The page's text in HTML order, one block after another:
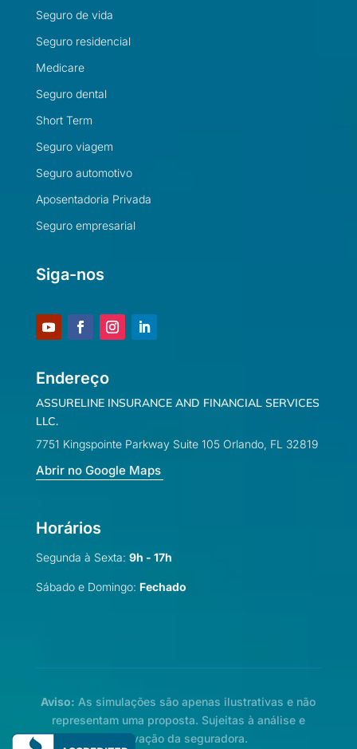
Seguro de vida
Seguro residencial
Medicare
Seguro dental
Short Term
Seguro viagem
Seguro automotivo
Aposentadoria Privada
Seguro empresarial
Siga-nos
Endereço
ASSURELINE INSURANCE AND FINANCIAL SERVICES
LLC.
7751 Kingspointe Parkway Suite 105 Orlando, FL 32819
Abrir no Google Maps
Horários
Segunda à Sexta: 9h - 17h
Sábado e Domingo: Fechado
Aviso: As simulações são apenas ilustrativas e não
representam uma proposta. Sujeitas à análise e
aprovação da seguradora.